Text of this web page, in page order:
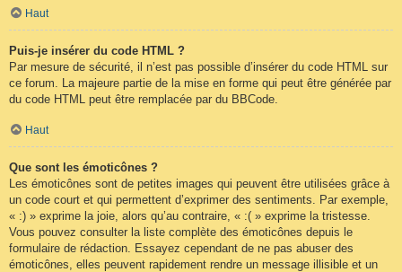
Haut
Puis-je insérer du code HTML ?
Par mesure de sécurité, il n’est pas possible d’insérer du code HTML sur
ce forum. La majeure partie de la mise en forme qui peut être générée par
du code HTML peut être remplacée par du BBCode.
Haut
Que sont les émoticônes ?
Les émoticônes sont de petites images qui peuvent être utilisées grâce à
un code court et qui permettent d’exprimer des sentiments. Par exemple,
« :) » exprime la joie, alors qu’au contraire, « :( » exprime la tristesse.
Vous pouvez consulter la liste complète des émoticônes depuis le
formulaire de rédaction. Essayez cependant de ne pas abuser des
émoticônes, elles peuvent rapidement rendre un message illisible et un